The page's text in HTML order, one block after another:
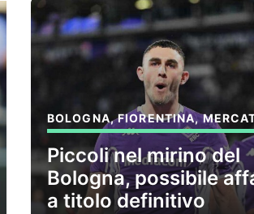
BOLOGNA,FIORENTINA,
Piccoli nel mirino del
Bologna, possibile
a titolo definitivo